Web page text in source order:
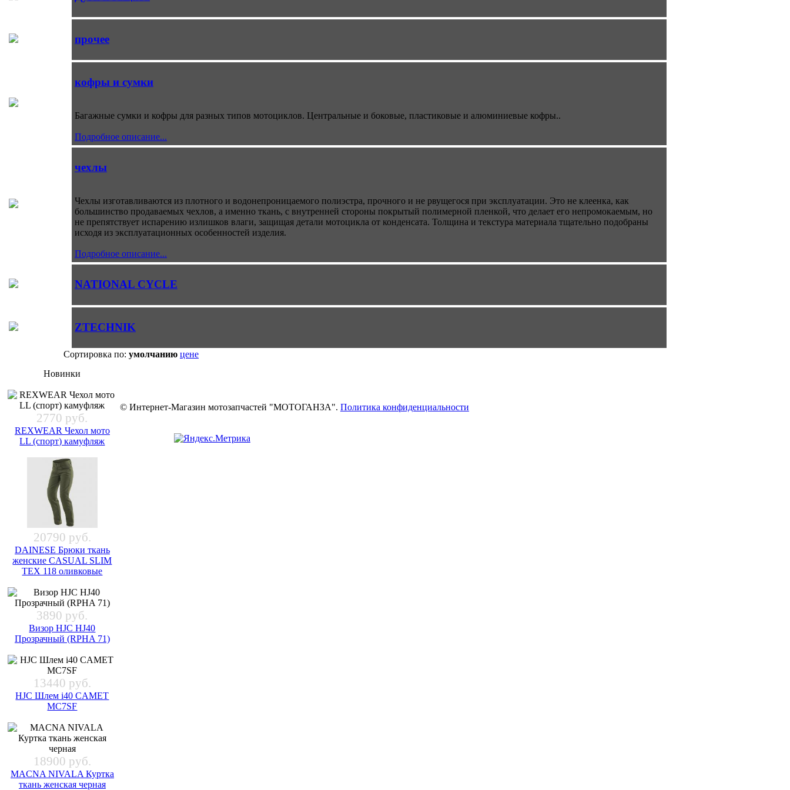
прочее
кофры и сумки
Багажные сумки и кофры для разных типов мотоциклов. Центральные и боковые, пластиковые и алюминиевые кофры..
Подробное описание...
чехлы
Чехлы изготавливаются из плотного и водонепроницаемого полиэстра, прочного и не рвущегося при эксплуатации. Это не клеенка, как
большинство продаваемых чехлов, а именно ткань, с внутренней стороны покрытый полимерной пленкой, что делает его непромокаемым, но
не препятствует испарению излишков влаги, защищая детали мотоцикла от конденсата. Толщина и текстура материала тщательно подобраны
исходя из эксплуатационных особенностей изделия.
Подробное описание...
NATIONAL CYCLE
ZTECHNIK
Сортировка по: умолчанию цене
Новинки
2770 руб.
REXWEAR Чехол мото
LL (спорт) камуфляж
20790 руб.
DAINESE Брюки ткань
женские CASUAL SLIM
TEX 118 оливковые
3890 руб.
Визор HJC HJ40
Прозрачный (RPHA 71)
13440 руб.
HJC Шлем i40 CAMET
MC7SF
18900 руб.
MACNA NIVALA Куртка
ткань женская черная
© Интернет-Магазин мотозапчастей "МОТОГАНЗА". Политика конфиденциальности